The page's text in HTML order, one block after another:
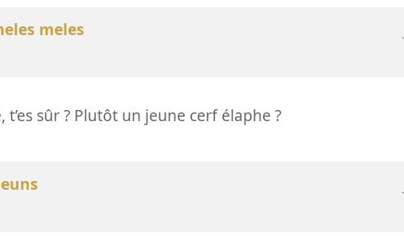
meles
t’es sûr ? Plutôt un jeune cerf élaphe ?